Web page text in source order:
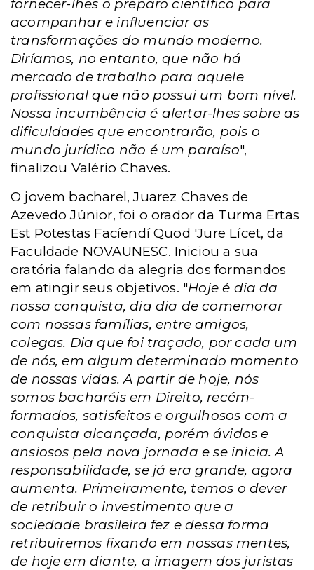
fornecer-lhes o preparo científico para
acompanhar e influenciar as
transformações do mundo moderno.
Diríamos, no entanto, que não há
mercado de trabalho para aquele
profissional que não possui um bom nível.
Nossa incumbência é alertar-lhes sobre as
dificuldades que encontrarão, pois o
mundo jurídico não é um paraíso",
finalizou Valério Chaves.
O jovem bacharel, Juarez Chaves de
Azevedo Júnior, foi o orador da Turma Ertas
Est Potestas Facíendí Quod 'Jure Lícet, da
Faculdade NOVAUNESC. Iniciou a sua
oratória falando da alegria dos formandos
em atingir seus objetivos. "Hoje é dia da
nossa conquista, dia dia de comemorar
com nossas famílias, entre amigos,
colegas. Dia que foi traçado, por cada um
de nós, em algum determinado momento
de nossas vidas. A partir de hoje, nós
somos bacharéis em Direito, recém-
formados, satisfeitos e orgulhosos com a
conquista alcançada, porém ávidos e
ansiosos pela nova jornada e se inicia. A
responsabilidade, se já era grande, agora
aumenta. Primeiramente, temos o dever
de retribuir o investimento que a
sociedade brasileira fez e dessa forma
retribuiremos fixando em nossas mentes,
de hoje em diante, a imagem dos juristas